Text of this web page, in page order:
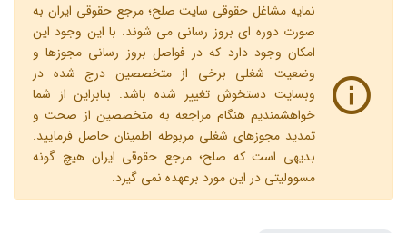
نمایه مشاغل حقوقی سایت صلح؛ مرجع حقوقی ایران به
صورت دوره ای بروز رسانی می شوند. با این وجود این
امکان وجود دارد که در فواصل بروز رسانی مجوزها و
وضعیت شغلی برخی از متخصصین درج شده در
وبسایت دستخوش تغییر شده باشد. بنابراین از شما
خواهشمندیم هنگام مراجعه به متخصصین از صحت و
تمدید مجوزهای شغلی مربوطه اطمینان حاصل فرمایید.
بدیهی است که صلح؛ مرجع حقوقی ایران هیچ گونه
مسوولیتی در این مورد برعهده نمی گیرد.